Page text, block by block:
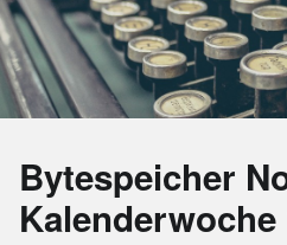
Bytespeicher
Kalenderwoche